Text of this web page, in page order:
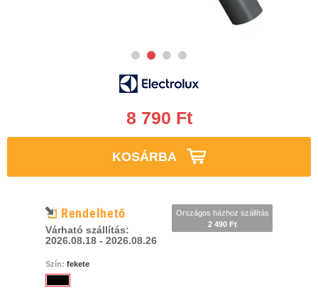
8 790 Ft
KOSÁRBA
Rendelhető
Várható szállítás:
2026.08.18 - 2026.08.26
Országos házhoz szállítás
2 490 Ft
Szín: fekete